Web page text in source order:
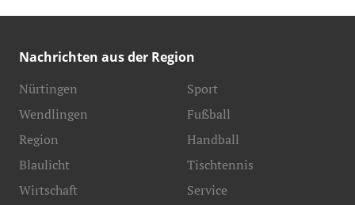
Nachrichten aus der Region
Nürtingen
Wendlingen
Region
Blaulicht
Sport
Fußball
Handball
Tischtennis
Wirtschaft
Service